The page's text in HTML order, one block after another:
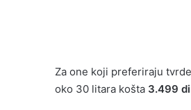
Za one koji preferiraju
oko 30 litara košta 3.499